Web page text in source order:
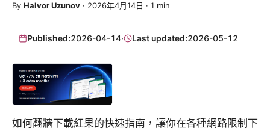
By Halvor Uzunov · 2026年4月14日 · 1 min
Published:2026-04-14· Last updated:2026-05-12
如何翻牆下載紅果的快速指南，讓你在各種網路限制下